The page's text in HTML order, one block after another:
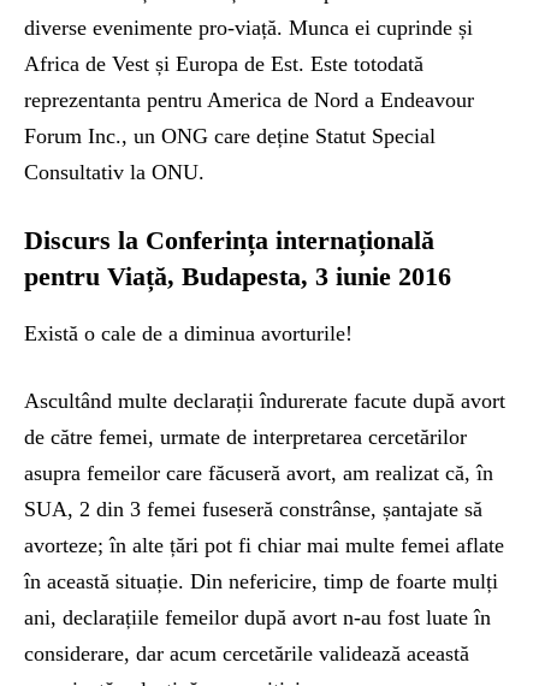
diverse evenimente pro-viață. Munca ei cuprinde și
Africa de Vest și Europa de Est. Este totodată
reprezentanta pentru America de Nord a Endeavour
Forum Inc., un ONG care deține Statut Special
Consultativ la ONU.
Discurs la Conferința internațională
pentru Viață, Budapesta, 3 iunie 2016
Există o cale de a diminua avorturile!
Ascultând multe declarații îndurerate facute după avort
de către femei, urmate de interpretarea cercetărilor
asupra femeilor care făcuseră avort, am realizat că, în
SUA, 2 din 3 femei fuseseră constrânse, șantajate să
avorteze; în alte țări pot fi chiar mai multe femei aflate
în această situație. Din nefericire, timp de foarte mulți
ani, declarațiile femeilor după avort n-au fost luate în
considerare, dar acum cercetările validează această